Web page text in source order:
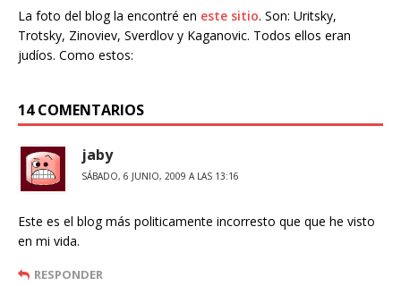
La foto del blog la encontré en este sitio. Son: Uritsky,
Trotsky, Zinoviev, Sverdlov y Kaganovic. Todos ellos eran
judíos. Como estos:
14 COMENTARIOS
jaby
SÁBADO, 6 JUNIO, 2009 A LAS 13:16
Este es el blog más politicamente incorresto que que he visto
en mi vida.
RESPONDER